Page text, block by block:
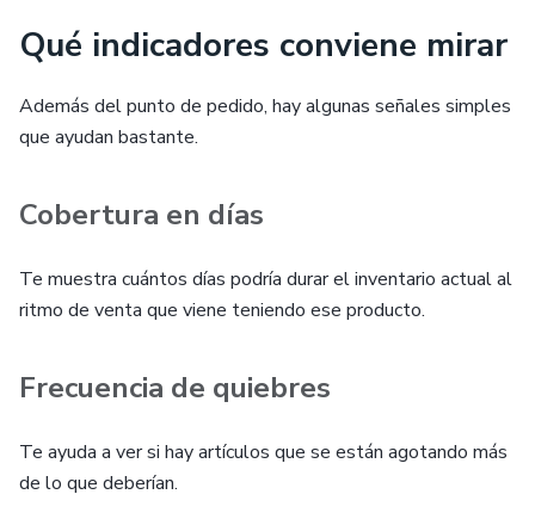
Qué indicadores conviene mirar
Además del punto de pedido, hay algunas señales simples
que ayudan bastante.
Cobertura en días
Te muestra cuántos días podría durar el inventario actual al
ritmo de venta que viene teniendo ese producto.
Frecuencia de quiebres
Te ayuda a ver si hay artículos que se están agotando más
de lo que deberían.